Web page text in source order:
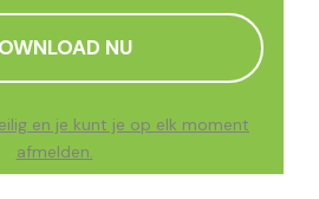
en je kunt je op elk moment
afmelden.